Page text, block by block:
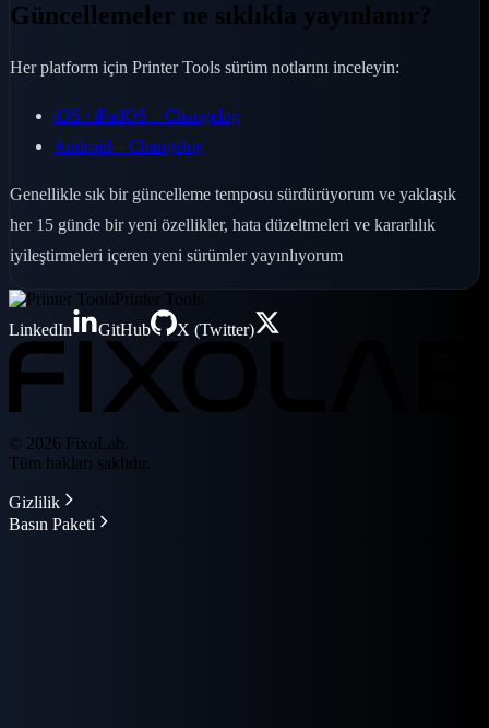
Güncellemeler ne sıklıkla yayınlanır?
Her platform için Printer Tools sürüm notlarını inceleyin:
iOS / iPadOS – Changelog
Android – Changelog
Genellikle sık bir güncelleme temposu sürdürüyorum ve yaklaşık
her 15 günde bir yeni özellikler, hata düzeltmeleri ve kararlılık
iyileştirmeleri içeren yeni sürümler yayınlıyorum
Printer Tools
LinkedIn
GitHub X (Twitter)
© 2026 FixoLab.
Tüm hakları saklıdır.
Gizlilik
Basın Paketi